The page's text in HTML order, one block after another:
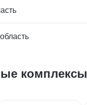
комплексы